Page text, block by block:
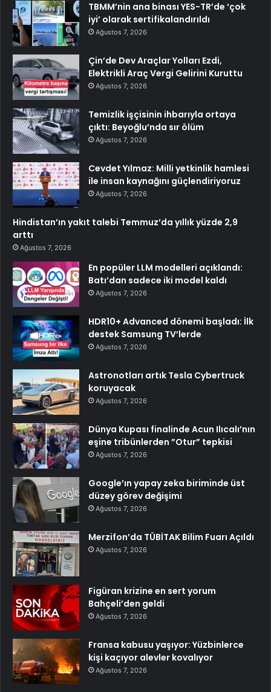
TBMM’nin ana binası YES-TR’de ‘çok
iyi’ olarak sertifikalandırıldı
Ağustos 7, 2026
Çin’de Dev Araçlar Yolları Ezdi,
Elektrikli Araç Vergi Gelirini Kuruttu
Ağustos 7, 2026
Temizlik işçisinin ihbarıyla ortaya
çıktı: Beyoğlu’nda sır ölüm
Ağustos 7, 2026
Cevdet Yılmaz: Milli yetkinlik hamlesi
ile insan kaynağını güçlendiriyoruz
Ağustos 7, 2026
Hindistan’ın yakıt talebi Temmuz’da yıllık yüzde 2,9
arttı
Ağustos 7, 2026
En popüler LLM modelleri açıklandı:
Batı’dan sadece iki model kaldı
Ağustos 7, 2026
HDR10+ Advanced dönemi başladı: İlk
destek Samsung TV’lerde
Ağustos 7, 2026
Astronotları artık Tesla Cybertruck
koruyacak
Ağustos 7, 2026
Dünya Kupası finalinde Acun Ilıcalı’nın
eşine tribünlerden ”Otur” tepkisi
Ağustos 7, 2026
Google’ın yapay zeka biriminde üst
düzey görev değişimi
Ağustos 7, 2026
Merzifon’da TÜBİTAK Bilim Fuarı Açıldı
Ağustos 7, 2026
Figüran krizine en sert yorum
Bahçeli’den geldi
Ağustos 7, 2026
Fransa kabusu yaşıyor: Yüzbinlerce
kişi kaçıyor alevler kovalıyor
Ağustos 7, 2026